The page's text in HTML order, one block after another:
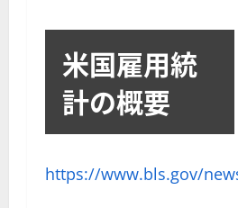
米国雇用統
計の概要
https://www.bls.gov/